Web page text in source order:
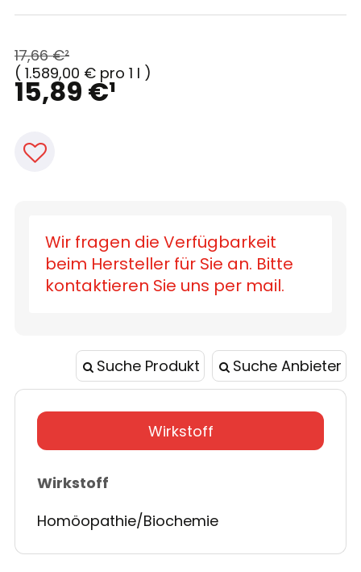
15,89 €¹
17,66 €²
( 1.589,00 € pro 1 l )
Wir fragen die Verfügbarkeit
beim Hersteller für Sie an. Bitte
kontaktieren Sie uns per mail.
Suche Produkt Suche Anbieter
Wirkstoff
Wirkstoff
Homöopathie/Biochemie